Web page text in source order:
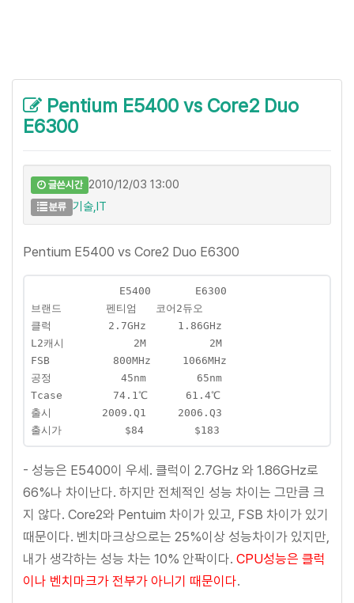
Pentium E5400 vs Core2 Duo
E6300
글쓴시간 2010/12/03 13:00
분류 기술,IT
Pentium E5400 vs Core2 Duo E6300
              E5400       E6300
브랜드       펜티엄   코어2듀오
클럭         2.7GHz     1.86GHz
L2캐시           2M          2M
FSB          800MHz     1066MHz
공정           45nm        65nm
Tcase        74.1℃      61.4℃
출시        2009.Q1     2006.Q3
출시가          $84        $183
- 성능은 E5400이 우세. 클럭이 2.7GHz 와 1.86GHz로
66%나 차이난다. 하지만 전체적인 성능 차이는 그만큼 크
지 않다. Core2와 Pentuim 차이가 있고, FSB 차이가 있기
때문이다. 벤치마크상으로는 25%이상 성능차이가 있지만,
내가 생각하는 성능 차는 10% 안팍이다. CPU성능은 클럭
이나 벤치마크가 전부가 아니기 때문이다.